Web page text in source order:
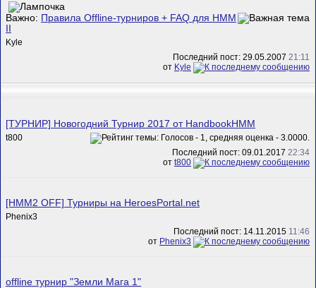
Важно: Правила Offline-турниров + FAQ для HMM
Kyle
Последний пост: 29.05.2007 21:11
от Kyle
[ТУРНИР] Новогoдний Турнир 2017 от HandbookHMM
t800
Последний пост: 09.01.2017 22:34
от t800
[HMM2 OFF] Турниры на HeroesPortal.net
Phenix3
Последний пост: 14.11.2015 11:46
от Phenix3
offline турнир "Земли Мага 1"